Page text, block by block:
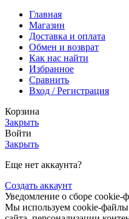
Главная
Магазин
Доставка и оплата
Обмен и возврат
Как нас найти
Избранное
Сравнить
Вход / Регистрация
Корзина
Закрыть
Войти
Закрыть
Еще нет аккаунта?
Создать аккаунт
Уведомление о сборе cookie-
Мы используем cookie-